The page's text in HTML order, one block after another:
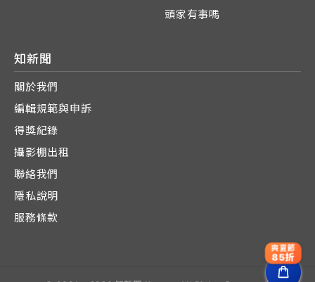
頭家有事嗎
知新聞
關於我們
編輯規範與申訴
得獎紀錄
攝影棚出租
聯絡我們
隱私說明
服務條款
爽夏節
85折